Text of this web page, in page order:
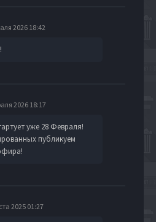
2026 18:42
2026 18:17
уже 28 Февраля!
публикуем
2025 01:27